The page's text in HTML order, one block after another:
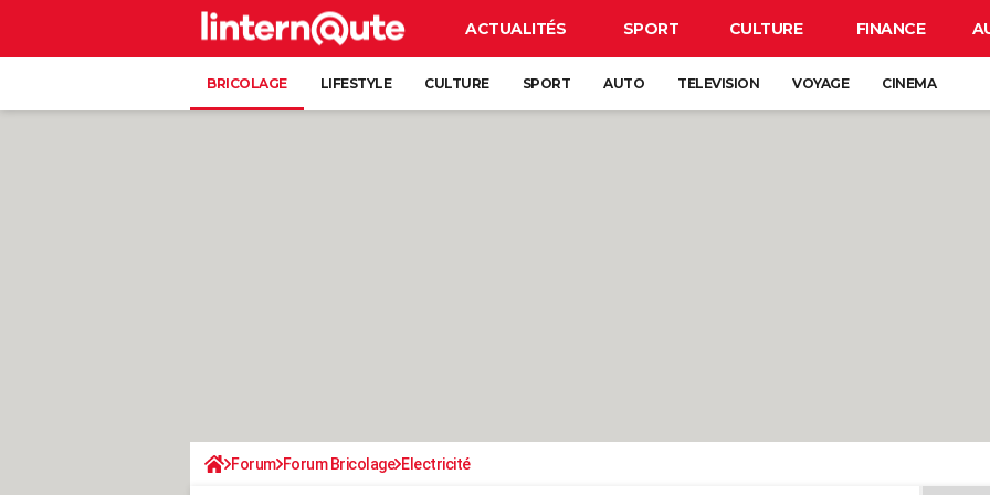
ACTUALITÉS SPORT CULTURE FINANCE
BRICOLAGE LIFESTYLE CULTURE SPORT AUTO TELEVISION VOYAGE CINEMA
Forum Forum Bricolage Electricité